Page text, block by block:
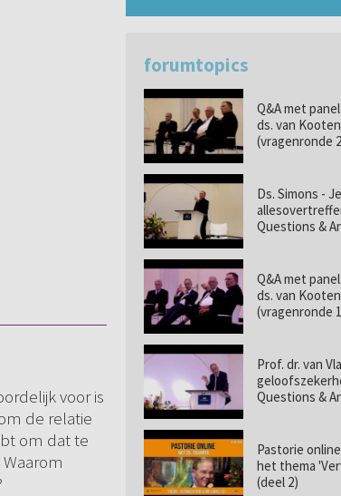
voor is
de relatie
om dat te
forumtopics
Q&A met
ds. van
(vragenronde
Ds. Simons -
Questions &
Q&A met
ds. van
(vragenronde
Prof. dr. van
Questions &
Pastorie
het thema
(deel 2)